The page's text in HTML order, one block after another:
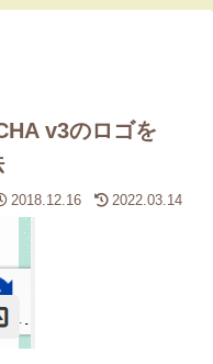
v3のロゴを
2018.12.16 2022.03.14